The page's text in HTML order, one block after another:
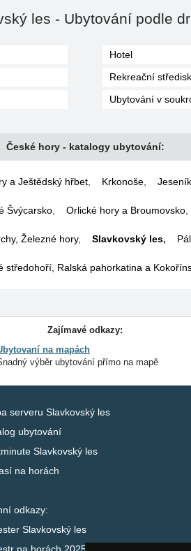
les - Ubytování podle
Hotel
Rekreační
Ubytování v
České hory - katalogy ubytování:
a Ještědský hřbet, Krkonoše,
Švýcarsko Orlické hory a Broumovsko
Železné hory, Slavkovský les,
středohoří, Ralská pahorkatina a
Zajímavé odkazy:
na mapách
výběr ubytování přímo na mapě
serveru Slavkovský les
ubytování
Slavkovský les
na horách
odkazy:
Slavkovský les